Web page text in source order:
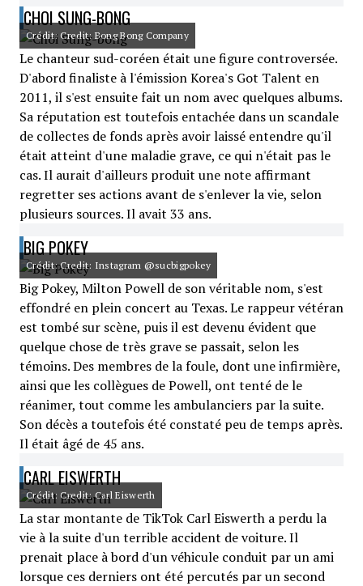
CHOI SUNG-BONG
Crédit: Credit: Bong Bong Company
Le chanteur sud-coréen était une figure controversée.
D'abord finaliste à l'émission Korea's Got Talent en
2011, il s'est ensuite fait un nom avec quelques albums.
Sa réputation est toutefois entachée dans un scandale
de collectes de fonds après avoir laissé entendre qu'il
était atteint d'une maladie grave, ce qui n'était pas le
cas. Il aurait d'ailleurs produit une note affirmant
regretter ses actions avant de s'enlever la vie, selon
plusieurs sources. Il avait 33 ans.
BIG POKEY
Crédit: Credit: Instagram @sucbigpokey
Big Pokey, Milton Powell de son véritable nom, s'est
effondré en plein concert au Texas. Le rappeur vétéran
est tombé sur scène, puis il est devenu évident que
quelque chose de très grave se passait, selon les
témoins. Des membres de la foule, dont une infirmière,
ainsi que les collègues de Powell, ont tenté de le
réanimer, tout comme les ambulanciers par la suite.
Son décès a toutefois été constaté peu de temps après.
Il était âgé de 45 ans.
CARL EISWERTH
Crédit: Credit: Carl Eiswerth
La star montante de TikTok Carl Eiswerth a perdu la
vie à la suite d'un terrible accident de voiture. Il
prenait place à bord d'un véhicule conduit par un ami
lorsque ces derniers ont été percutés par un second